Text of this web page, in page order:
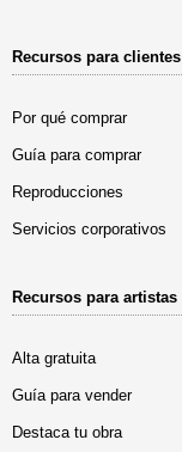
Recursos para clientes
Por qué comprar
Guía para comprar
Reproducciones
Servicios corporativos
Recursos para artistas
Alta gratuita
Guía para vender
Destaca tu obra